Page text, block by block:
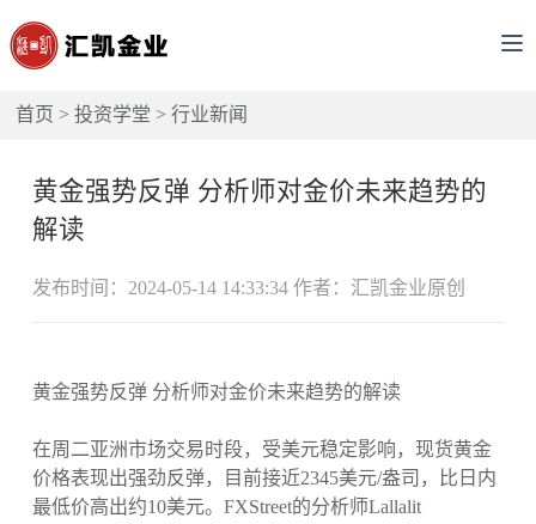
首页 >投资学堂 >行业新闻
黄金强势反弹 分析师对金价未来趋势的
解读
发布时间：2024-05-14 14:33:34 作者：汇凯金业原创
黄金强势反弹 分析师对金价未来趋势的解读
在周二亚洲市场交易时段，受美元稳定影响，现货黄金
价格表现出强劲反弹，目前接近2345美元/盎司，比日内
最低价高出约10美元。FXStreet的分析师Lallalit